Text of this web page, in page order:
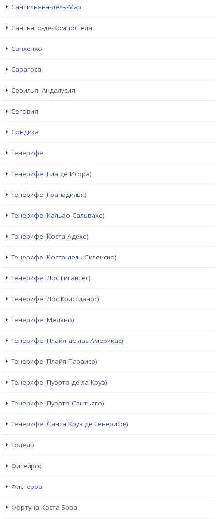
Сантильяна-дель-Мар
Сантьяго-де-Компостела
Санхенхо
Сарагоса
Севилья. Андалусия
Сеговия
Сондика
Тенерифе
Тенерифе (Гиа де Исора)
Тенерифе (Гранадилья)
Тенерифе (Кальао Сальвахе)
Тенерифе (Коста Адехе)
Тенерифе (Коста дель Силенсио)
Тенерифе (Лос Гигантес)
Тенерифе (Лос Кристианос)
Тенерифе (Медано)
Тенерифе (Плайя де лас Америкас)
Тенерифе (Плайя Параисо)
Тенерифе (Пуэрто-де-ла-Круз)
Тенерифе (Пуэрто Сантьяго)
Тенерифе (Санта Круз де Тенерифе)
Толедо
Фигейрос
Фистерра
Фортуна Коста Брва